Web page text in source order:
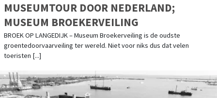
MUSEUMTOUR DOOR NEDERLAND;
MUSEUM BROEKERVEILING
BROEK OP LANGEDIJK – Museum Broekerveiling is de oudste
groentedoorvaarveiling ter wereld. Niet voor niks dus dat velen
toeristen [...]